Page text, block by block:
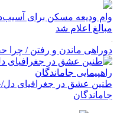
وام ودیعه مسکن برای
مبالغ اعلام شد
دوراهی ماندن و رفتن / چرا
طنین عشق در جغرافیای دل/
جاماندگان